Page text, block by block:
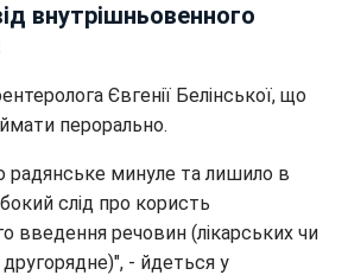
внутрішньовенного
Євгенії Белінської, що
перорально.
радянське минуле та лишило в
слід про користь
введення речовин (лікарських чи
- йдеться у